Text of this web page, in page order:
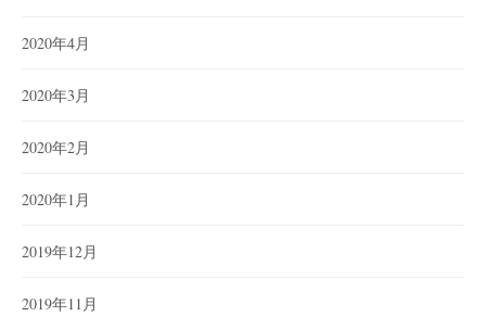
2020年4月
2020年3月
2020年2月
2020年1月
2019年12月
2019年11月